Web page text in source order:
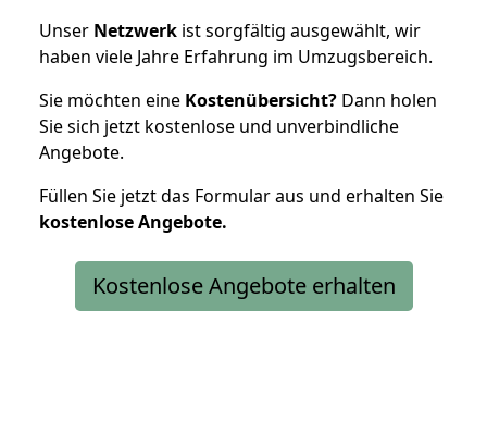
Unser Netzwerk ist sorgfältig ausgewählt, wir
haben viele Jahre Erfahrung im Umzugsbereich.
Sie möchten eine Kostenübersicht? Dann holen
Sie sich jetzt kostenlose und unverbindliche
Angebote.
Füllen Sie jetzt das Formular aus und erhalten Sie
kostenloseAngebote.
Kostenlose Angebote erhalten